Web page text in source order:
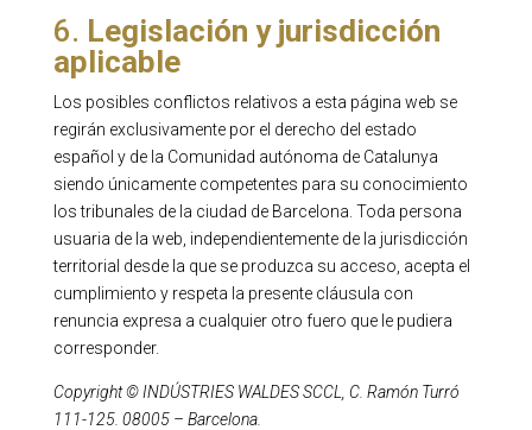
6. Legislación y jurisdicción
aplicable
Los posibles conflictos relativos a esta página web se
regirán exclusivamente por el derecho del estado
español y de la Comunidad autónoma de Catalunya
siendo únicamente competentes para su conocimiento
los tribunales de la ciudad de Barcelona. Toda persona
usuaria de la web, independientemente de la jurisdicción
territorial desde la que se produzca su acceso, acepta el
cumplimiento y respeta la presente cláusula con
renuncia expresa a cualquier otro fuero que le pudiera
corresponder.
Copyright © INDÚSTRIES WALDES SCCL, C. Ramón Turró
111-125. 08005 – Barcelona.